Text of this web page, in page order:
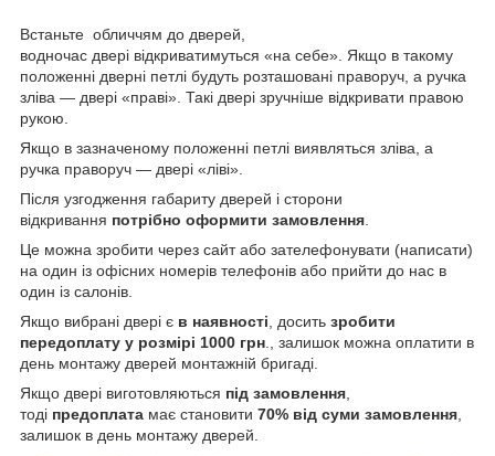
Встаньте обличчям до дверей,
водночас двері відкриватимуться «на себе». Якщо в такому
положенні дверні петлі будуть розташовані праворуч, а ручка
зліва — двері «праві». Такі двері зручніше відкривати правою
рукою.
Якщо в зазначеному положенні петлі виявляться зліва, а
ручка праворуч — двері «ліві».
Після узгодження габариту дверей і сторони
відкривання потрібно оформити замовлення
Це можна зробити через сайт або зателефонувати (написати)
на один із офісних номерів телефонів або прийти до нас в
один із салонів.
Якщо вибрані двері є в наявності , досить зробити
передоплату у розмірі 1000 грн ., залишок можна оплатити в
день монтажу дверей монтажній бригаді.
Якщо двері виготовляються під замовлення
тоді предоплата має становити 70% від суми замовлення
залишок в день монтажу дверей.